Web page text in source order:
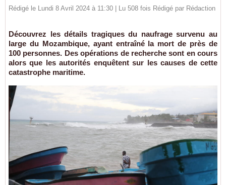
Rédigé le Lundi 8 Avril 2024 à 11:30 | Lu 508 fois Rédigé par Rédaction
Découvrez les détails tragiques du naufrage survenu au
large du Mozambique, ayant entraîné la mort de près de
100 personnes. Des opérations de recherche sont en cours
alors que les autorités enquêtent sur les causes de cette
catastrophe maritime.